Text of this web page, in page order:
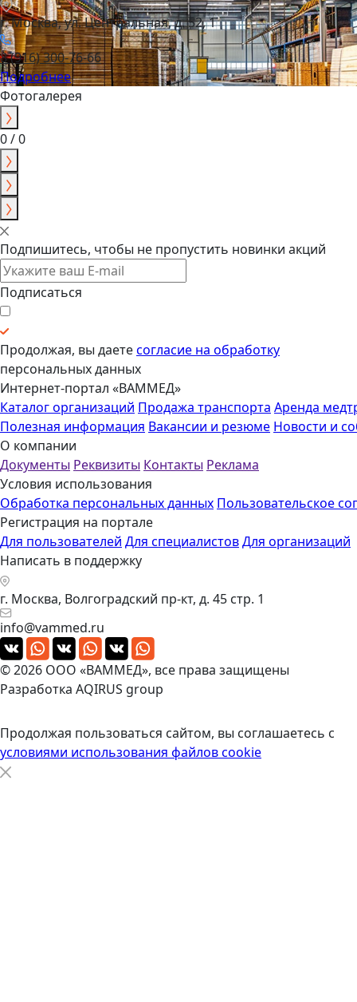
г. Москва, ул. Центральная, д. 52, 1
8 (916) 300-76-66
Подробнее
Фотогалерея
0 / 0
Подпишитесь, чтобы не пропустить новинки акций
Подписаться
Продолжая, вы даетесогласие на обработку
персональных данных
Интернет-портал «ВАММЕД»
Каталог организаций Продажа транспорта Аренда
Полезная информация Вакансии и резюме Новости и
О компании
Документы Реквизиты Контакты Реклама
Условия использования
Обработка персональных данных Пользовательское
Регистрация на портале
Для пользователей Для специалистовДля организаций
Написать в поддержку
г. Москва, Волгоградский пр-кт, д. 45 стр. 1
info@vammed.ru
© 2026 ООО «ВАММЕД», все права защищены
Разработка AQIRUS group
Продолжая пользоваться сайтом, вы соглашаетесь с
условиями использования файлов cookie